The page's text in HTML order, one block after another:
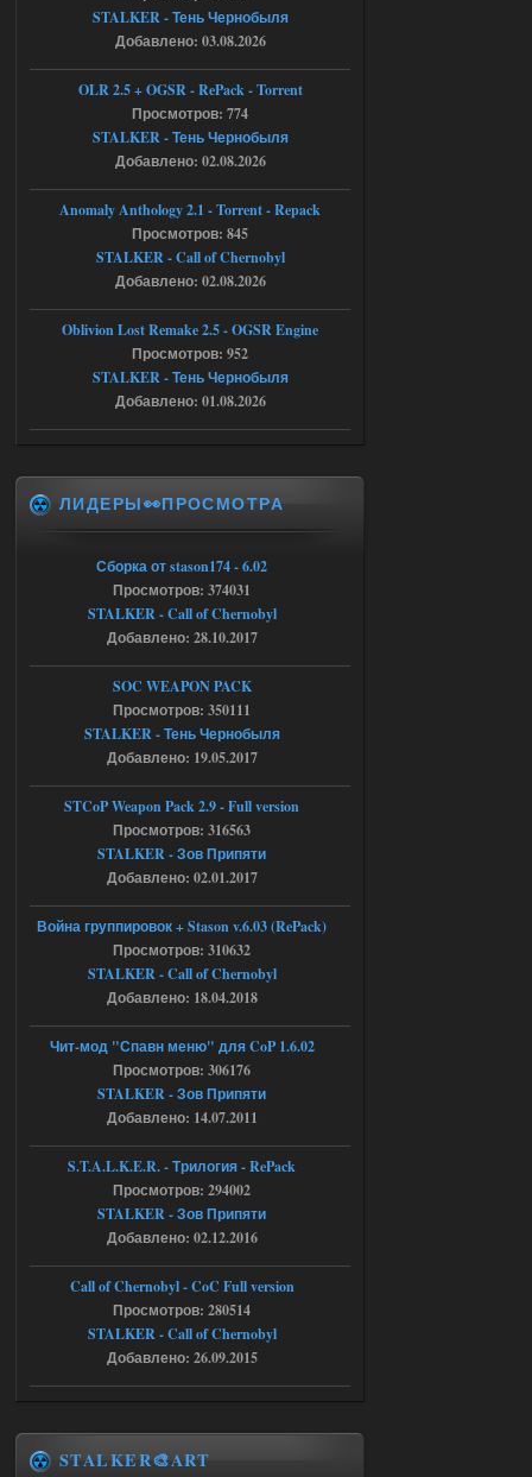
Ответить ➤
05.08.2026
Тайна Зоны - Remaster 2026
Stalker-Mods-Clan-su
Доступно только для пользователей
Ответить ➤
05.08.2026
Тайна Зоны - Remaster 2026
патч я установил после
установки мода, да, ладно,
наверное вы правы придется ожидать
Stalker-Mods-Clan-su
Ответить ➤
05.08.2026
AndreySA
[05.08.26
20:23:10.934] [17468]
FATAL ERROR
[error]Expression : FATAL ERROR
[error]Function :
CScriptEngine::lua_pcall_failed
[error]File : D:\a\OGSR-
Engine\OGSR-
Engine\ogsr_engine\COMMON_AI\scrip
[error]Line : 75
[error]Description :
[CScriptEngine::lua_pcall_failed]: ... -
chernobyl\gamedata\scripts\xr_camper.sc
ript:510: attempt to index local 'manager'
(a nil value)
Вылет после захода в Припять.
05.08.2026
Скованные одной цепью
18:37
r4908778
с избавлением от баласта,
доходяга.
Путь во мгле + GUNSLINGER mod
Stalker-Mods-Clan-su
Доступно только для пользователей
STALKER - Тень Чернобыля
Добавлено: 03.08.2026
OLR 2.5 + OGSR - RePack - Torrent
Просмотров: 774
STALKER - Тень Чернобыля
Добавлено: 02.08.2026
Anomaly Anthology 2.1 - Torrent - Repack
Просмотров: 845
STALKER - Call of Chernobyl
Добавлено: 02.08.2026
Oblivion Lost Remake 2.5 - OGSR Engine
Просмотров: 952
STALKER - Тень Чернобыля
Добавлено: 01.08.2026
ЛИДЕРЫ👀ПРОСМОТРА
Сборка от stason174 - 6.02
Просмотров: 374031
STALKER - Call of Chernobyl
Добавлено: 28.10.2017
SOC WEAPON PACK
Просмотров: 350111
STALKER - Тень Чернобыля
Добавлено: 19.05.2017
STCoP Weapon Pack 2.9 - Full version
Просмотров: 316563
STALKER - Зов Припяти
Добавлено: 02.01.2017
Война группировок + Stason v.6.03 (RePack)
Просмотров: 310632
STALKER - Call of Chernobyl
Добавлено: 18.04.2018
Чит-мод "Спавн меню" для CoP 1.6.02
Просмотров: 306176
STALKER - Зов Припяти
Добавлено: 14.07.2011
S.T.A.L.K.E.R. - Трилогия - RePack
Просмотров: 294002
STALKER - Зов Припяти
Добавлено: 02.12.2016
Call of Chernobyl - CoC Full version
Просмотров: 280514
STALKER - Call of Chernobyl
Добавлено: 26.09.2015
STALKER🎨ART